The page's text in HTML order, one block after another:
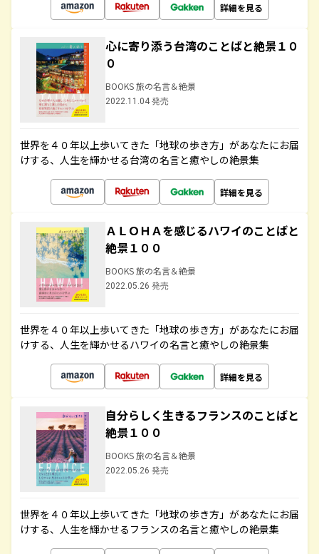
詳細を見る
心に寄り添う台湾のことばと絶景１０
０
BOOKS 旅の名言＆絶景
2022.11.04 発売
世界を４０年以上歩いてきた「地球の歩き方」があなたにお届
けする、人生を輝かせる台湾の名言と癒やしの絶景集
詳細を見る
ＡＬＯＨＡを感じるハワイのことばと
絶景１００
BOOKS 旅の名言＆絶景
2022.05.26 発売
世界を４０年以上歩いてきた「地球の歩き方」があなたにお届
けする、人生を輝かせるハワイの名言と癒やしの絶景集
詳細を見る
自分らしく生きるフランスのことばと
絶景１００
BOOKS 旅の名言＆絶景
2022.05.26 発売
世界を４０年以上歩いてきた「地球の歩き方」があなたにお届
けする、人生を輝かせるフランスの名言と癒やしの絶景集